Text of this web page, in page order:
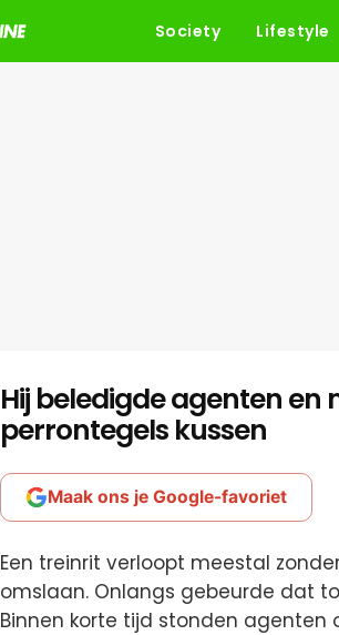
Society Lifestyle
Hij beledigde agenten
perrontegels kussen
Maak ons je Google-favoriet
Een treinrit verloopt meestal
omslaan. Onlangs gebeurde dat
Binnen korte tijd stonden agenten